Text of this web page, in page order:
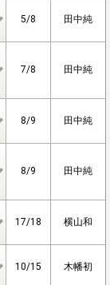
5/8 田中純
7/8 田中純
8/9 田中純
8/9 田中純
17/18 横山和
10/15 木幡初